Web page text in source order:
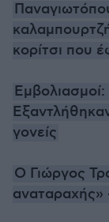
κορίτσι που
γονείς
Ο Γιώργος
αναταραχής»